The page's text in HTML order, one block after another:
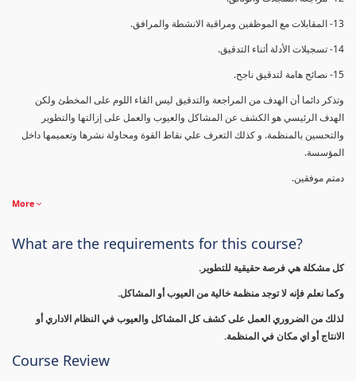
13- المقابلات مع الموظفين ومراقبة الانشطة والمرافق.
14- تسجيلات الأدلة أثناء التدقيق.
15- نصائح هامة لتدقيق ناجح.
وتذكر دائما أن الهدف من المراجعة والتدقيق ليس القاء اللوم على المخطئ ولكن
الهدف الرئيسي هو الكشف عن المشاكل والعيوب والعمل على إزالتها والتطوير
والتحسين بالمنظمة. و كذلك التعرف علي نقاط القوة ومحاولة نشرها وتعميمها داخل
المؤسسة.
دمتم موفقين.
More
What are the requirements for this course?
كل مشكلة هي فرصة حقيقية للتطوير.
وكما نعلم فإنه لا توجد منظمة خالية من العيوب أو المشاكل.
لذلك من الضروري العمل على كشف كل المشاكل والعيوب في النظام الاداري أو
الانتاج أو اي مكان في المنظمة.
Course Review